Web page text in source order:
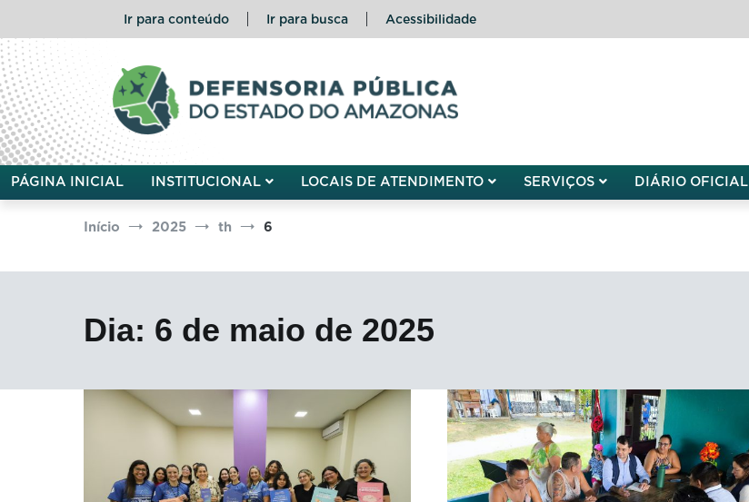
o
conteúdo
Ir para conteúdo Ir para busca Acessibilidade
Defensoria Pública do Estado do Amazonas
PÁGINA INICIAL INSTITUCIONAL LOCAIS DE ATENDIMENTO SERVIÇOS DIÁRIO OFICIAL
Início 2025 th 6
Dia: 6 de maio de 2025